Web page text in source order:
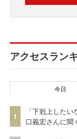
アクセスラン
今日
1
「下剋上した
口義宏さんに聞